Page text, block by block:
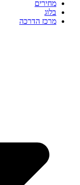
מחירים
בלוג
מרכז הדרכה